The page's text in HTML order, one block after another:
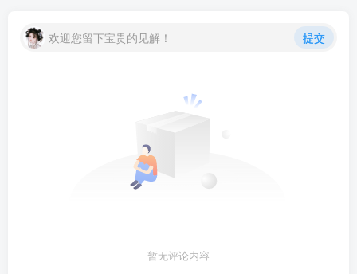
欢迎您留下宝贵的见解！ 提交
暂无评论内容